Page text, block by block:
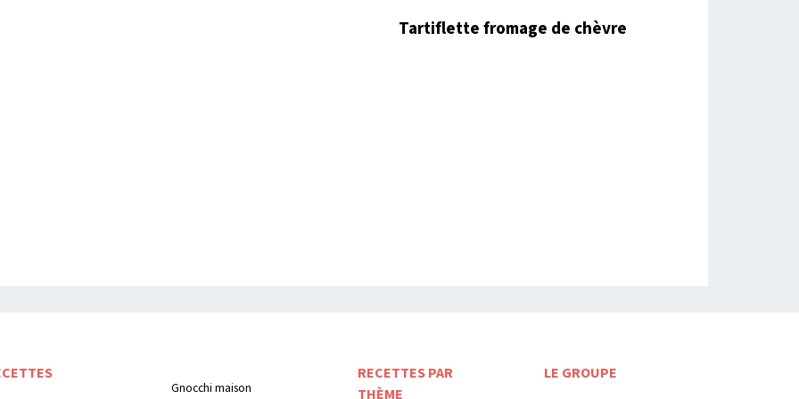
Tartiflette fromage de chèvre
Gnocchi maison
RECETTES PAR
THÈME
LE GROUPE